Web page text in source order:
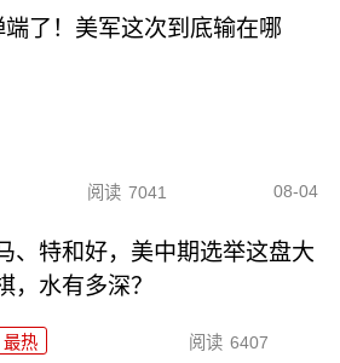
了！美军这次到底输在哪
阅读 7041 08-04
、特和好，美中期选举这盘大
，水有多深？
最热 阅读 6407